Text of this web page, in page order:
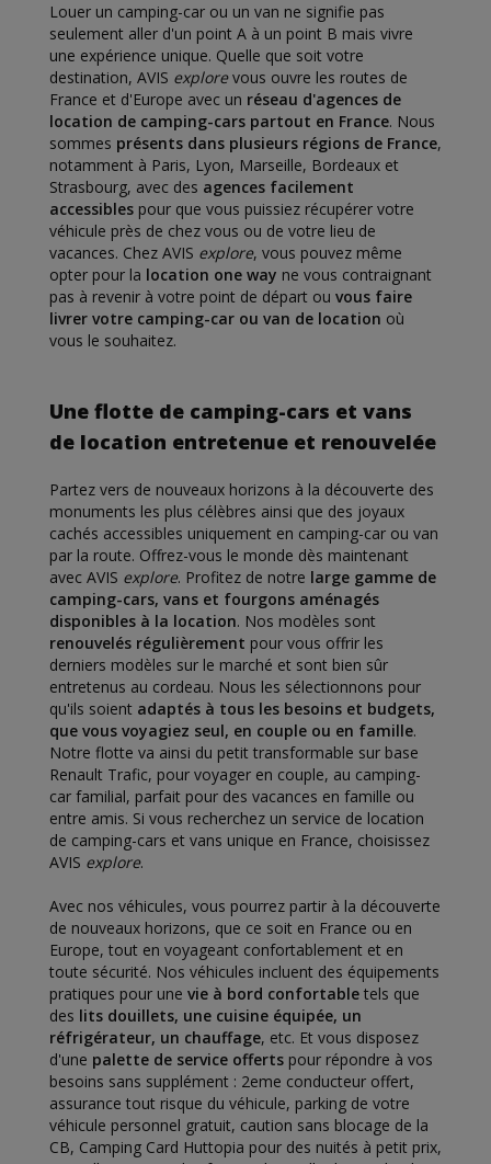
Louer un camping-car ou un van ne signifie pas
seulement aller d'un point A à un point B mais vivre
une expérience unique. Quelle que soit votre
destination, AVIS explorevous ouvre les routes de
France et d'Europe avec un réseau d'agences de
location de camping-cars partout en France. Nous
sommes présents dans plusieurs régions de France,
notamment à Paris, Lyon, Marseille, Bordeaux et
Strasbourg, avec des agences facilement
accessibles pour que vous puissiez récupérer votre
véhicule près de chez vous ou de votre lieu de
vacances. Chez AVIS explore, vous pouvez même
opter pour la location one way ne vous contraignant
pas à revenir à votre point de départ ou vous faire
livrer votre camping-car ou van de location où
vous le souhaitez.
Une flotte de camping-cars et vans
de location entretenue et renouvelée
Partez vers de nouveaux horizons à la découverte des
monuments les plus célèbres ainsi que des joyaux
cachés accessibles uniquement en camping-car ou van
par la route. Offrez-vous le monde dès maintenant
avec AVIS explore. Profitez de notre large gamme de
camping-cars, vans et fourgons aménagés
disponibles à la location. Nos modèles sont
renouvelés régulièrement pour vous offrir les
derniers modèles sur le marché et sont bien sûr
entretenus au cordeau. Nous les sélectionnons pour
qu'ils soient adaptés à tous les besoins et budgets,
que vous voyagiez seul, en couple ou en famille.
Notre flotte va ainsi du petit transformable sur base
Renault Trafic, pour voyager en couple, au camping-
car familial, parfait pour des vacances en famille ou
entre amis. Si vous recherchez un service de location
de camping-cars et vans unique en France, choisissez
AVIS explore.
Avec nos véhicules, vous pourrez partir à la découverte
de nouveaux horizons, que ce soit en France ou en
Europe, tout en voyageant confortablement et en
toute sécurité. Nos véhicules incluent des équipements
pratiques pour une vie à bord confortable tels que
des lits douillets, une cuisine équipée, un
réfrigérateur, un chauffage, etc. Et vous disposez
d'une palette de service offerts pour répondre à vos
besoins sans supplément : 2eme conducteur offert,
assurance tout risque du véhicule, parking de votre
véhicule personnel gratuit, caution sans blocage de la
CB, Camping Card Huttopia pour des nuités à petit prix,